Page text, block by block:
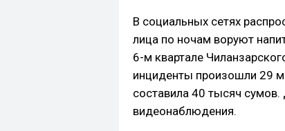
В социальных сетях
лица по ночам воруют
6-м квартале
инциденты произошли 29
составила 40 тысяч
видеонаблюдения.